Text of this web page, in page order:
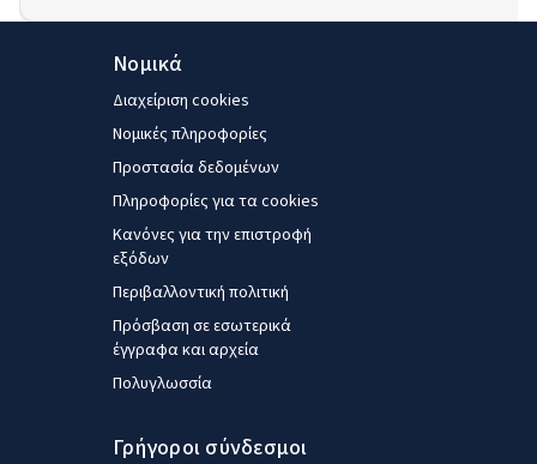
Νομικά
Διαχείριση cookies
Νομικές πληροφορίες
Προστασία δεδομένων
Πληροφορίες για τα cookies
Κανόνες για την επιστροφή
εξόδων
Περιβαλλοντική πολιτική
Πρόσβαση σε εσωτερικά
έγγραφα και αρχεία
Πολυγλωσσία
Γρήγοροι σύνδεσμοι